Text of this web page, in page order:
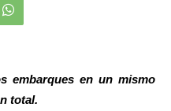
embarques en un mismo
total.